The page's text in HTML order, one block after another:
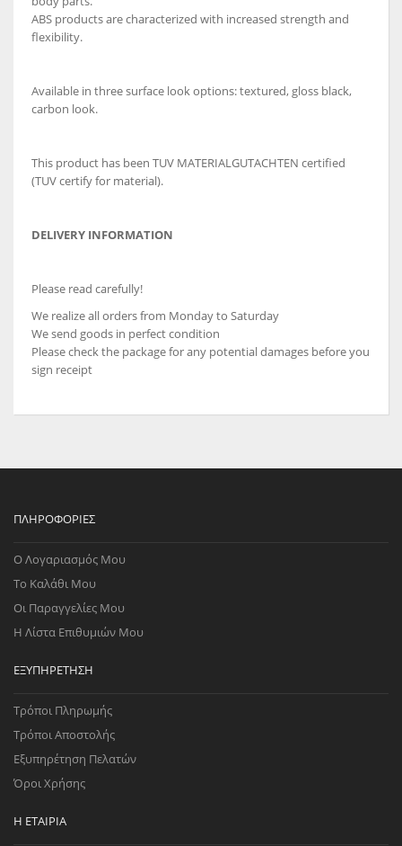
ABS products are characterized with increased strength and
flexibility.
Available in three surface look options: textured, gloss black,
carbon look.
This product has been TUV MATERIALGUTACHTEN certified
(TUV certify for material).
DELIVERY INFORMATION
Please read carefully!
We realize all orders from Monday to Saturday
We send goods in perfect condition
Please check the package for any potential damages before you
sign receipt
ΠΛΗΡΟΦΟΡΊΕΣ
Ο Λογαριασμός Μου
Το Καλάθι Μου
Οι Παραγγελίες Μου
Η Λίστα Επιθυμιών Μου
ΕΞΥΠΗΡΈΤΗΣΗ
Τρόποι Πληρωμής
Τρόποι Αποστολής
Εξυπηρέτηση Πελατών
Όροι Χρήσης
Η ΕΤΑΙΡΊΑ